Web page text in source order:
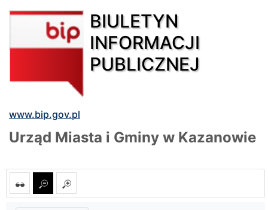
BIULETYN
INFORMACJI
PUBLICZNEJ
www.bip.gov.pl
Urząd Miasta i Gminy w Kazanowie